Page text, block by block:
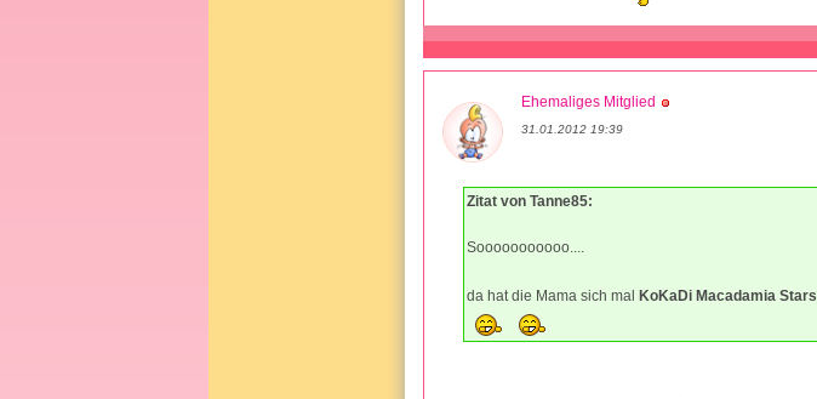
Ehemaliges Mitglied
31.01.2012 19:39
Zitat von Tanne85:
Sooooooooooo....
da hat die Mama sich mal KoKaDi Macadamia Stars